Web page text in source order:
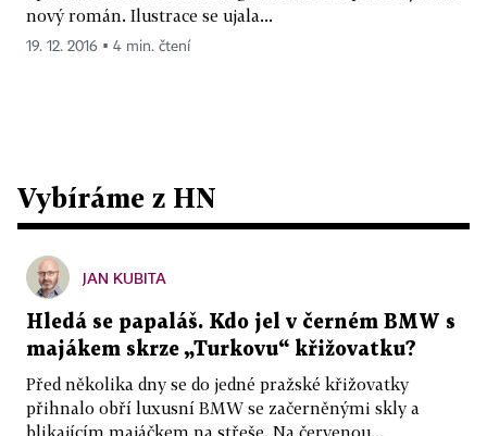
nový román. Ilustrace se ujala...
19. 12. 2016 ▪ 4 min. čtení
Vybíráme z HN
JAN KUBITA
Hledá se papaláš. Kdo jel v černém BMW s
majákem skrze „Turkovu“ křižovatku?
Před několika dny se do jedné pražské křižovatky
přihnalo obří luxusní BMW se začerněnými skly a
blikajícím majáčkem na střeše. Na červenou...